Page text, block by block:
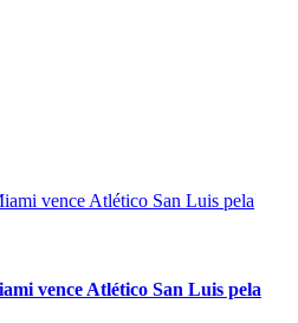
vence Atlético San Luis pela